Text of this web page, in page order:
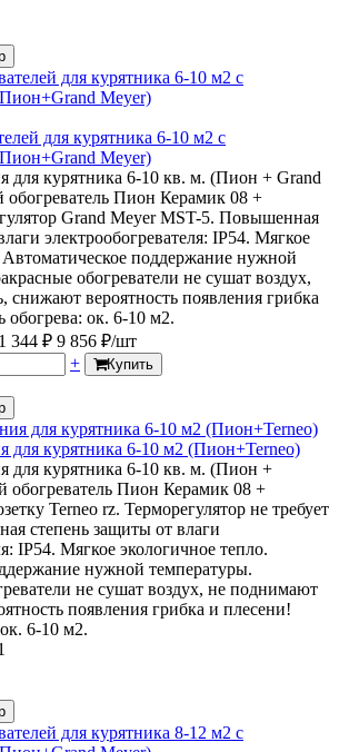
для курятника 6-10 м2 с
Meyer)
для курятника 6-10 кв. м. (Пион + Grand
Пион Керамик 08 +
Grand Meyer MST-5. Повышенная
электрообогревателя: IP54. Мягкое
Автоматическое поддержание нужной
обогреватели не сушат воздух,
вероятность появления грибка
ок. 6-10 м2.
344 ₽ 9 856 ₽/шт
+ Купить
для курятника 6-10 м2 (Пион+Terneo)
для курятника 6-10 кв. м. (Пион +
обогреватель Пион Керамик 08 +
Terneo rz. Терморегулятор не требует
степень защиты от влаги
IP54. Мягкое экологичное тепло.
нужной температуры.
не сушат воздух, не поднимают
появления грибка и плесени!
6-10 м2.